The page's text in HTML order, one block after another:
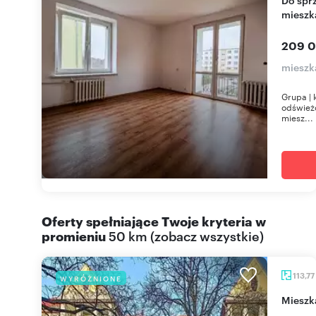
209
Grupa |
miesz...
Oferty spełniające Twoje kryteria w
promieniu50 km (zobacz wszystkie)
WYRÓŻNIONE 113,77